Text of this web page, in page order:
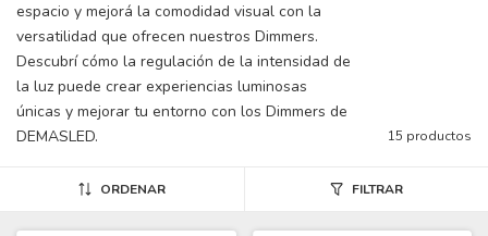
espacio y mejorá la comodidad visual con la
versatilidad que ofrecen nuestros Dimmers.
Descubrí cómo la regulación de la intensidad de
la luz puede crear experiencias luminosas
únicas y mejorar tu entorno con los Dimmers de
DEMASLED.
15 productos
ORDENAR FILTRAR